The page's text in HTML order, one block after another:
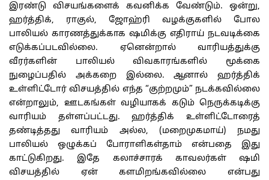
இரண்டு விசயங்களைக் கவனிக்க வேண்டும். ஒன்று,
ஹர்த்திக், ராகுல், ஜோஹ்ரி வழக்குகளில் போல
பாலியல் காரணத்துக்காக ஷமிக்கு எதிராய் நடவடிக்கை
எடுக்கப்படவில்லை. ஏனென்றால் வாரியத்துக்கு
வீரர்களின் பாலியல் விவகாரங்களில் மூக்கை
நுழைப்பதில் அக்கறை இல்லை. ஆனால் ஹர்த்திக்
உள்ளிட்டோர் விசயத்தில் எந்த “குற்றமும்” நடக்கவில்லை
என்றாலும், ஊடகங்கள் வழியாகக் கடும் நெருக்கடிக்கு
வாரியம் தள்ளப்பட்டது. ஹர்த்திக் உள்ளிட்டோரைத்
தண்டித்தது வாரியம் அல்ல, (மறைமுகமாய்) நமது
பாலியல் ஒழுக்கப் போராளிகள்தாம் என்பதை இது
காட்டுகிறது. இதே கலாச்சாரக் காவலர்கள் ஷமி
விசயத்தில் ஏன் களமிறங்கவில்லை என்பது